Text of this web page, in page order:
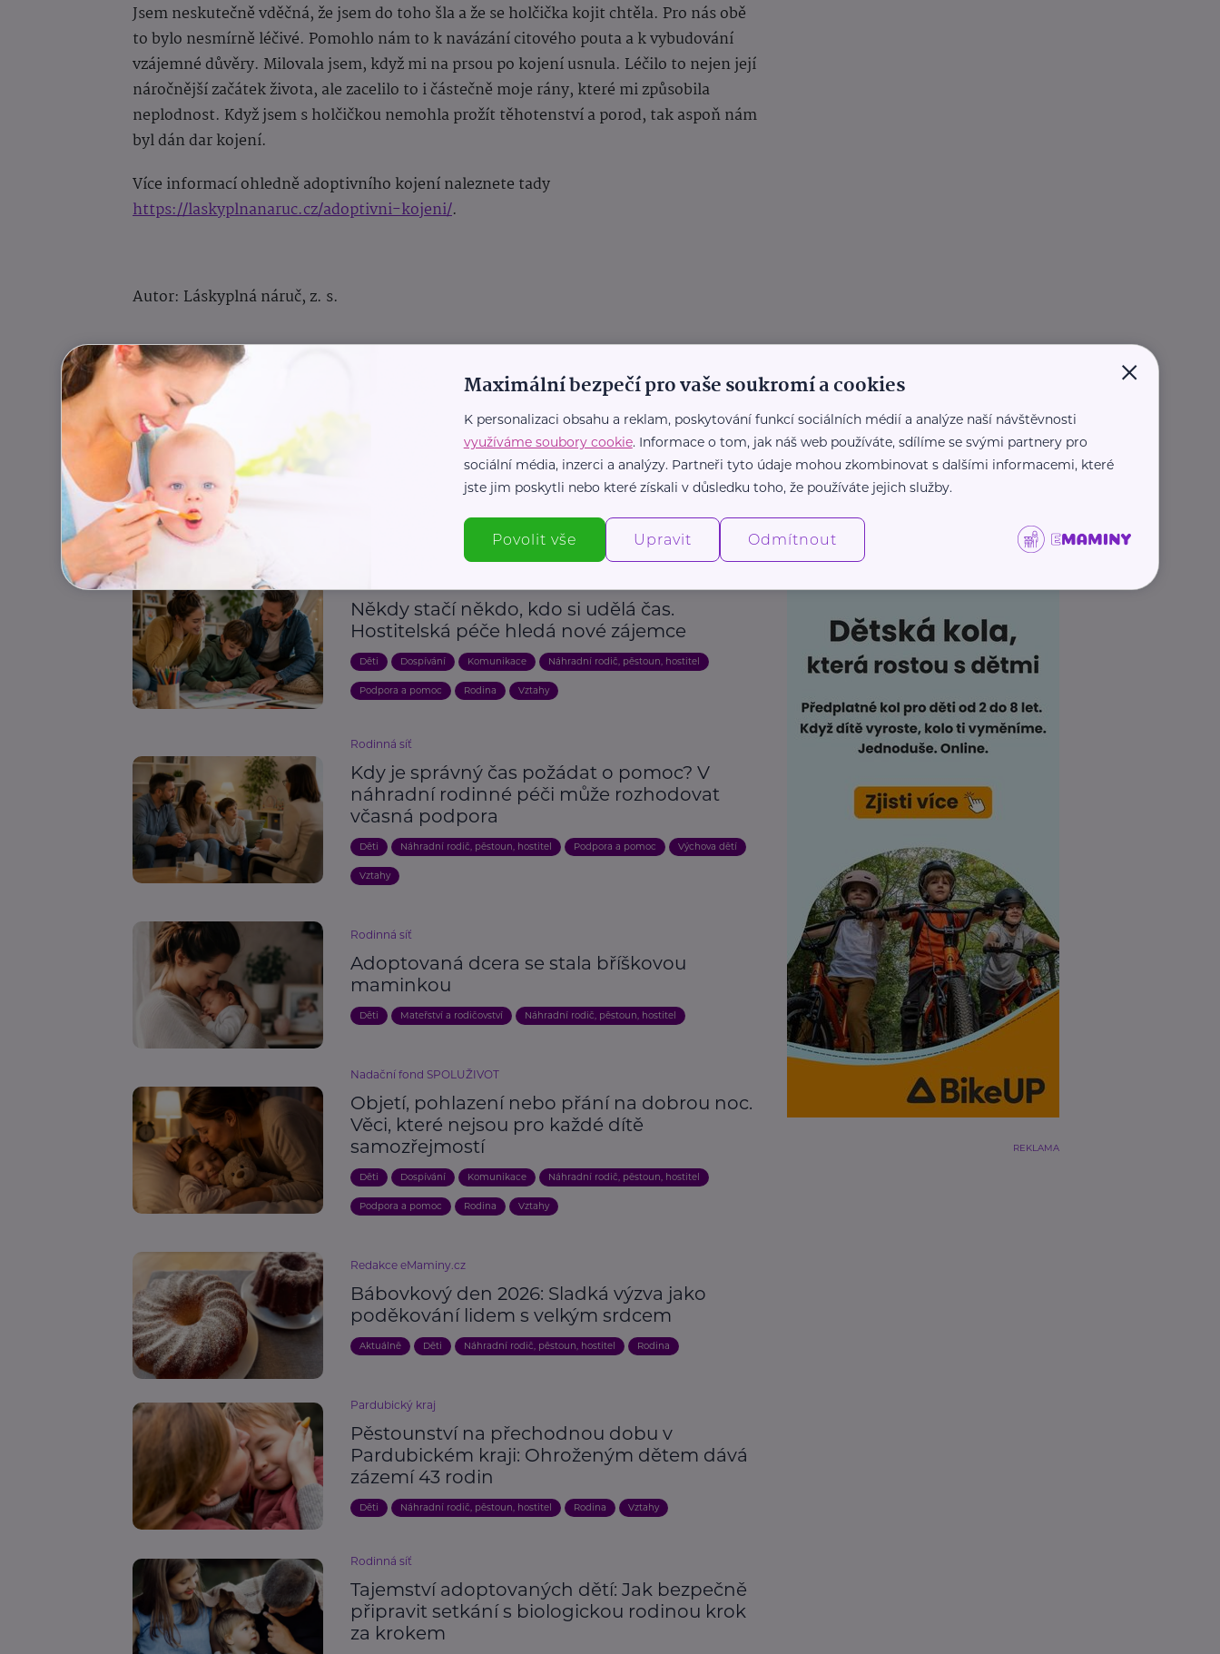
Jsem neskutečně vděčná, že jsem do toho šla a že se holčička kojit chtěla. Pro nás obě
to bylo nesmírně léčivé. Pomohlo nám to k navázání citového pouta a k vybudování
vzájemné důvěry. Milovala jsem, když mi na prsou po kojení usnula. Léčilo to nejen její
náročnější začátek života, ale zacelilo to i částečně moje rány, které mi způsobila
neplodnost. Když jsem s holčičkou nemohla prožít těhotenství a porod, tak aspoň nám
byl dán dar kojení.
Více informací ohledně adoptivního kojení naleznete tady
https://laskyplnanaruc.cz/adoptivni-kojeni/.
Autor: Láskyplná náruč, z. s.
Kojení Mateřství a rodičovství Náhradní rodič, pěstoun, hostitel
Další články
Někdy stačí někdo, kdo si udělá čas.
Hostitelská péče hledá nové zájemce
Děti Dospívání Komunikace Náhradní rodič, pěstoun, hostitel
Podpora a pomoc Rodina Vztahy
Rodinná síť
Kdy je správný čas požádat o pomoc? V
náhradní rodinné péči může rozhodovat
včasná podpora
Děti Náhradní rodič, pěstoun, hostitel Podpora a pomoc Výchova dětí
Vztahy
Rodinná síť
Adoptovaná dcera se stala bříškovou
maminkou
Děti Mateřství a rodičovství Náhradní rodič, pěstoun, hostitel
Nadační fond SPOLUŽIVOT
Objetí, pohlazení nebo přání na dobrou noc.
Věci, které nejsou pro každé dítě
samozřejmostí
Děti Dospívání Komunikace Náhradní rodič, pěstoun, hostitel
Podpora a pomoc Rodina Vztahy
Redakce eMaminy.cz
Bábovkový den 2026: Sladká výzva jako
poděkování lidem s velkým srdcem
Aktuálně Děti Náhradní rodič, pěstoun, hostitel Rodina
Pardubický kraj
Pěstounství na přechodnou dobu v
Pardubickém kraji: Ohroženým dětem dává
zázemí 43 rodin
Děti Náhradní rodič, pěstoun, hostitel Rodina Vztahy
Rodinná síť
Tajemství adoptovaných dětí: Jak bezpečně
připravit setkání s biologickou rodinou krok
za krokem
REKLAMA
×
Maximální bezpečí pro vaše soukromí a cookies
K personalizaci obsahu a reklam, poskytování funkcí sociálních médií a analýze naší návštěvnosti
využíváme soubory cookie. Informace o tom, jak náš web používáte, sdílíme se svými partnery pro
sociální média, inzerci a analýzy. Partneři tyto údaje mohou zkombinovat s dalšími informacemi, které
jste jim poskytli nebo které získali v důsledku toho, že používáte jejich služby.
Povolit vše Upravit Odmítnout